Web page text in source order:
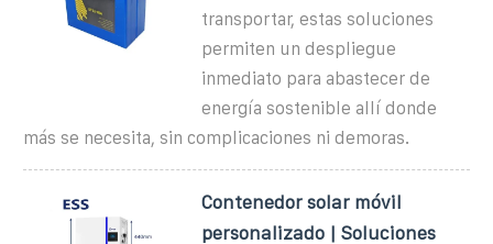
transportar, estas soluciones
permiten un despliegue
inmediato para abastecer de
energía sostenible allí donde
más se necesita, sin complicaciones ni demoras.
Contenedor solar móvil
personalizado | Soluciones